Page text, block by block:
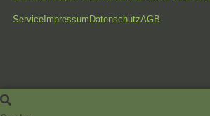
ServiceImpressum DatenschutzAGB